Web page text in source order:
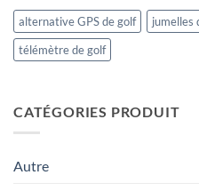
alternative GPS de golf jumelles
télémètre de golf
CATÉGORIES PRODUIT
Autre